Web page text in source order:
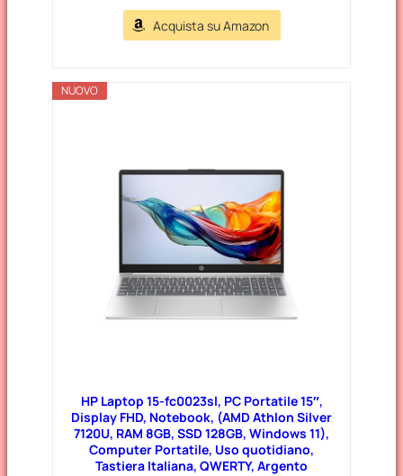
Acquista su Amazon
NUOVO
HP Laptop 15-fc0023sl, PC Portatile 15″,
Display FHD, Notebook, (AMD Athlon Silver
7120U, RAM 8GB, SSD 128GB, Windows 11),
Computer Portatile, Uso quotidiano,
Tastiera Italiana, QWERTY, Argento